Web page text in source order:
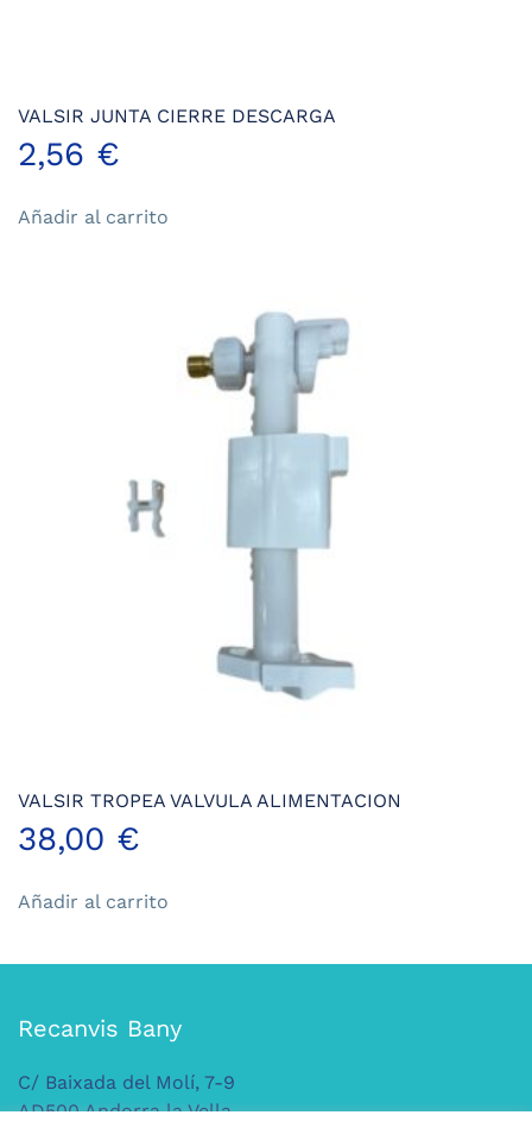
VALSIR JUNTA CIERRE DESCARGA
2,56 €
Añadir al carrito
VALSIR TROPEA VALVULA ALIMENTACION
38,00 €
Añadir al carrito
Recanvis Bany
C/ Baixada del Molí, 7-9
AD500 Andorra la Vella